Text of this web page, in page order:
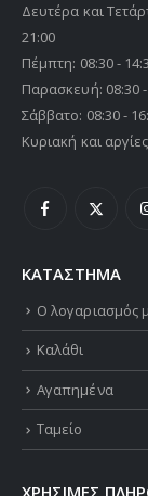
Δευτέρα και
21:00
Πέμπτη: 08:30 -
Παρασκευή: 08:30
Σάββατο: 08:30 -
Κυριακή και
ΚΑΤΑΣΤΗΜΑ
Ο λογαριασμός
Καλάθι
Αγαπημένα
Ταμείο
ΧΡΗΣΙΜΕΣ